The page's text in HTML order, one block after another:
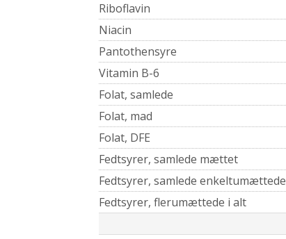
Riboflavin
Niacin
Pantothensyre
Vitamin B-6
Folat, samlede
Folat, mad
Folat, DFE
Fedtsyrer, samlede mættet
Fedtsyrer, samlede enkeltumættede
Fedtsyrer, flerumættede i alt